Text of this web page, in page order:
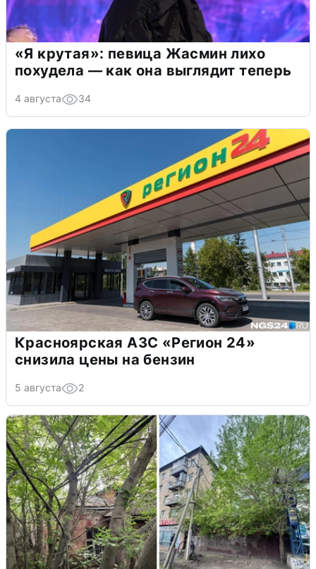
«Я крутая»: певица Жасмин лихо
похудела — как она выглядит теперь
4 августа 34
Красноярская АЗС «Регион 24»
снизила цены на бензин
5 августа 2